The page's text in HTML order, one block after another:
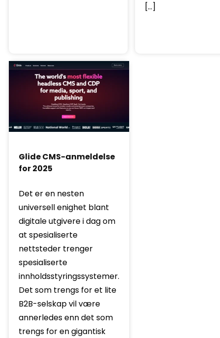
[…]
Glide CMS-anmeldelse
for 2025
Det er en nesten
universell enighet blant
digitale utgivere i dag om
at spesialiserte
nettsteder trenger
spesialiserte
innholdsstyringssystemer.
Det som trengs for et lite
B2B-selskap vil være
annerledes enn det som
trengs for en gigantisk